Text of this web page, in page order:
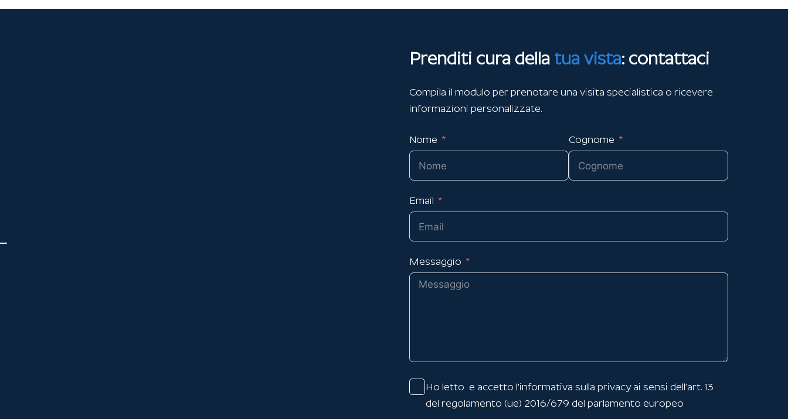
Prenditi cura della tua vista: contattaci
Compila il modulo per prenotare una visita specialistica o ricevere
informazioni personalizzate.
Nome Cognome
Email
Messaggio
Ho letto e accetto l'informativa sulla privacyai sensi dell’art. 13
del regolamento (ue) 2016/679 del parlamento europeo